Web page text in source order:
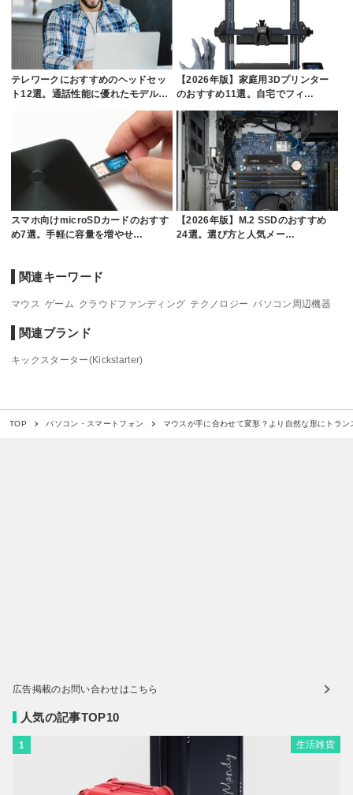
テレワークにおすすめのヘッドセッ
ト12選。通話性能に優れたモデル…
【2026年版】家庭用3Dプリンター
のおすすめ11選。自宅でフィ…
スマホ向けmicroSDカードのおすす
め7選。手軽に容量を増やせ…
【2026年版】M.2 SSDのおすすめ
24選。選び方と人気メー…
関連キーワード
マウス ゲーム クラウドファンディング テクノロジー パソコン周辺機器
関連ブランド
キックスターター(Kickstarter)
TOP パソコン・スマートフォン マウスが手に合わせて変形？より自然な形にトラ
広告掲載のお問い合わせはこちら
人気の記事TOP10
1 生活雑貨